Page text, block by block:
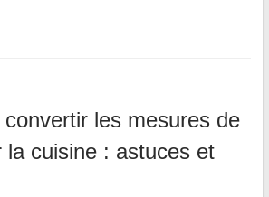
les mesures de
la cuisine : astuces et